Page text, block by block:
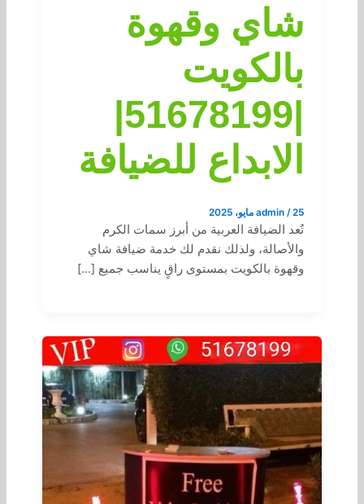
شاي وقهوة
بالكويت
|51678199|
الابداع للضيافة
admin /25 مايو، 2025
تُعد الضيافة العربية من أبرز سمات الكرم
والأصالة، ولذلك نقدم لك خدمة ضيافة شاي
وقهوة بالكويت بمستوى راقٍ يناسب جميع […]